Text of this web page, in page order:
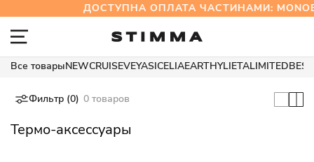
ДОСТУПНА ОПЛАТА ЧАСТИНАМИ:
Все товарыNEWCRUISEVEYASICELIAEARTHYLIETALIMITED
Фильтр (0) 0 товаров
Термо-аксессуары